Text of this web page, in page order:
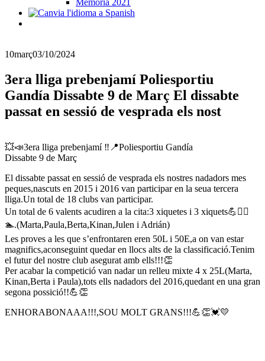
Memòria 2021
10març03/10/2024
3era lliga prebenjamí Poliesportiu
Gandía Dissabte 9 de Març El dissabte
passat en sessió de vesprada els nost
💥📣3era lliga prebenjamí ‼️📍Poliesportiu Gandía
Dissabte 9 de Març
El dissabte passat en sessió de vesprada els nostres nadadors mes
peques,nascuts en 2015 i 2016 van participar en la seua tercera
lliga.Un total de 18 clubs van participar.
Un total de 6 valents acudiren a la cita:3 xiquetes i 3 xiquets💪🏊‍♀️
🏊.(Marta,Paula,Berta,Kinan,Julen i Adrián)
Les proves a les que s’enfrontaren eren 50L i 50E,a on van estar
magnifics,aconseguint quedar en llocs alts de la classificació.Tenim
el futur del nostre club asegurat amb ells!!!👏
Per acabar la competició van nadar un relleu mixte 4 x 25L(Marta,
Kinan,Berta i Paula),tots ells nadadors del 2016,quedant en una gran
segona possició!!💪👏
ENHORABONAAA!!!,SOU MOLT GRANS!!!💪👏💓💛